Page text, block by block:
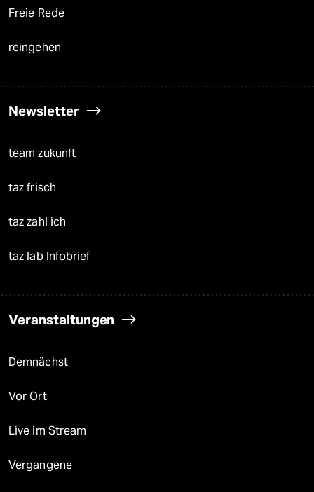
Freie Rede
reingehen
Newsletter
team zukunft
taz frisch
taz zahl ich
taz lab Infobrief
Veranstaltungen
Demnächst
Vor Ort
Live im Stream
Vergangene